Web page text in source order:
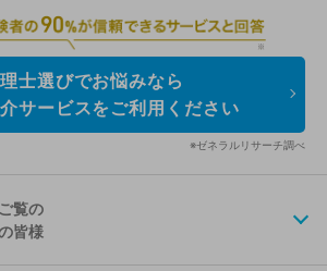
士選びでお悩みなら
サービスをご利用ください
※ゼネラルリサーチ調べ
覧の
皆様